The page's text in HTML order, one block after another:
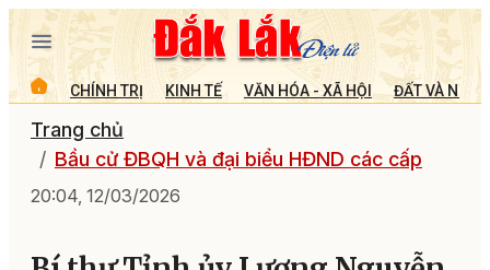
CHÍNH TRỊ KINH TẾ VĂN HÓA - XÃ HỘI ĐẤT VÀ
Trang chủ
Bầu cử ĐBQH và đại biểu HĐND các cấp
20:04, 12/03/2026